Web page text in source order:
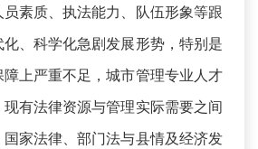
素质、执法能力、队伍形象等跟
、科学化急剧发展形势，特别是
上严重不足，城市管理专业人才
有法律资源与管理实际需要之间
家法律、部门法与县情及经济发